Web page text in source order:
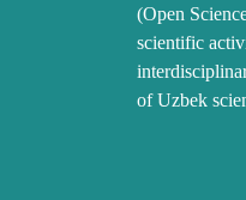
(Open
scientific
of Uzbek